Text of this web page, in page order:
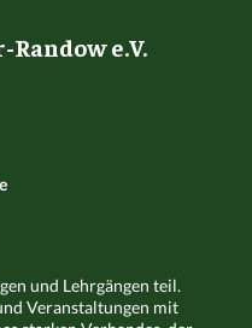
e.V.
und Lehrgängen teil.
Veranstaltungen mit